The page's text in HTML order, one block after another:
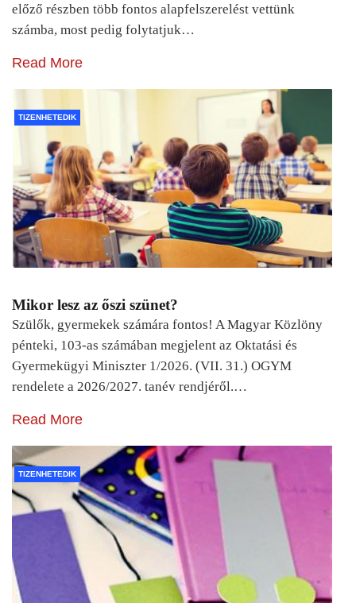
előző részben több fontos alapfelszerelést vettünk
számba, most pedig folytatjuk…
Read More
TIZENHETEDIK
Mikor lesz az őszi szünet?
Szülők, gyermekek számára fontos! A Magyar Közlöny
pénteki, 103-as számában megjelent az Oktatási és
Gyermekügyi Miniszter 1/2026. (VII. 31.) OGYM
rendelete a 2026/2027. tanév rendjéről.…
Read More
TIZENHETEDIK